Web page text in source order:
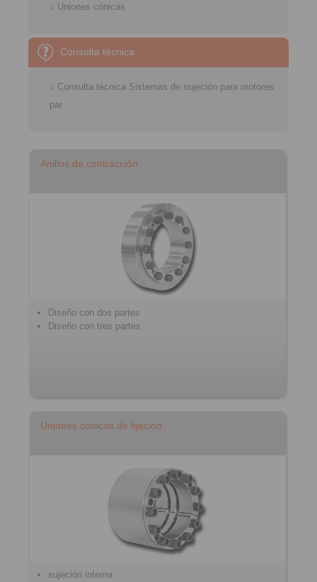
Uniones cónicas
Consulta técnica
Consulta técnica Sistemas de sujeción para motores
par
Anillos de contracción
Diseño con dos partes
Diseño con tres partes
Uniones cónicas de fijación
sujeción interna